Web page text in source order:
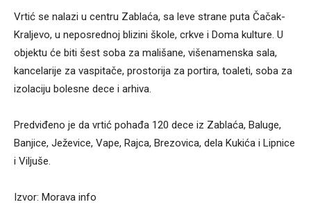
Vrtić se nalazi u centru Zablaća, sa leve strane puta Čačak-
Kraljevo, u neposrednoj blizini škole, crkve i Doma kulture. U
objektu će biti šest soba za mališane, višenamenska sala,
kancelarije za vaspitače, prostorija za portira, toaleti, soba za
izolaciju bolesne dece i arhiva.
Predviđeno je da vrtić pohađa 120 dece iz Zablaća, Baluge,
Banjice, Ježevice, Vape, Rajca, Brezovica, dela Kukića i Lipnice
i Viljuše.
Izvor: Morava info